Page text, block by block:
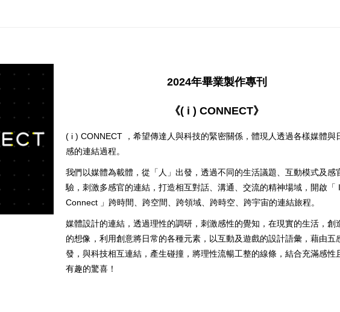
2024年畢業製作專刊
《( i ) CONNECT》
( i ) CONNECT ，希望傳達人與科技的緊密關係，體現人透過各樣媒體與
感的連結過程。
我們以媒體為載體，從「人」出發，透過不同的生活議題、互動模式及感
驗，刺激多感官的連結，打造相互對話、溝通、交流的精神場域，開啟「 I
Connect 」跨時間、跨空間、跨領域、跨時空、跨宇宙的連結旅程。
媒體設計的連結，透過理性的調研，刺激感性的覺知，在現實的生活，創
的想像，利用創意將日常的各種元素，以互動及遊戲的設計語彙，藉由五
發，與科技相互連結，產生碰撞，將理性流暢工整的線條，結合充滿感性
有趣的驚喜！